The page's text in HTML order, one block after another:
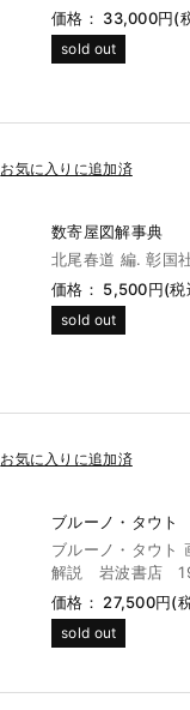
価格： 33,000円(
sold out
お気に入りに追加済
数寄屋図解事典
北尾春道 編. 彰国
価格： 5,500円(税
sold out
お気に入りに追加済
ブルーノ・タウ
ブルーノ・タウト
解説 岩波書店
価格： 27,500円(
sold out